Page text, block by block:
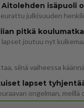
pitkä koulumatka